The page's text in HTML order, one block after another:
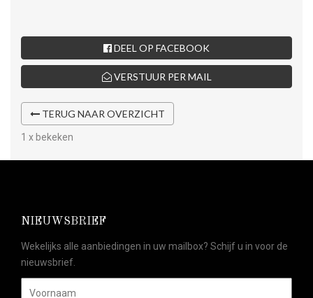
DEEL OP FACEBOOK
VERSTUUR PER MAIL
TERUG NAAR OVERZICHT
1 x bekeken
NIEUWSBRIEF
Wekelijks alle aanbiedingen in uw mailbox? Schijf u in voor de
nieuwsbrief.